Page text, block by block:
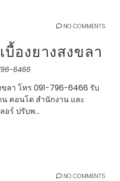
NO COMMENTS
องยางสงขลา
6466
ขลา โทร 091-796-6466 รับ
น คอนโด สำนักงาน และ
อร์ ปรับพ…
NO COMMENTS